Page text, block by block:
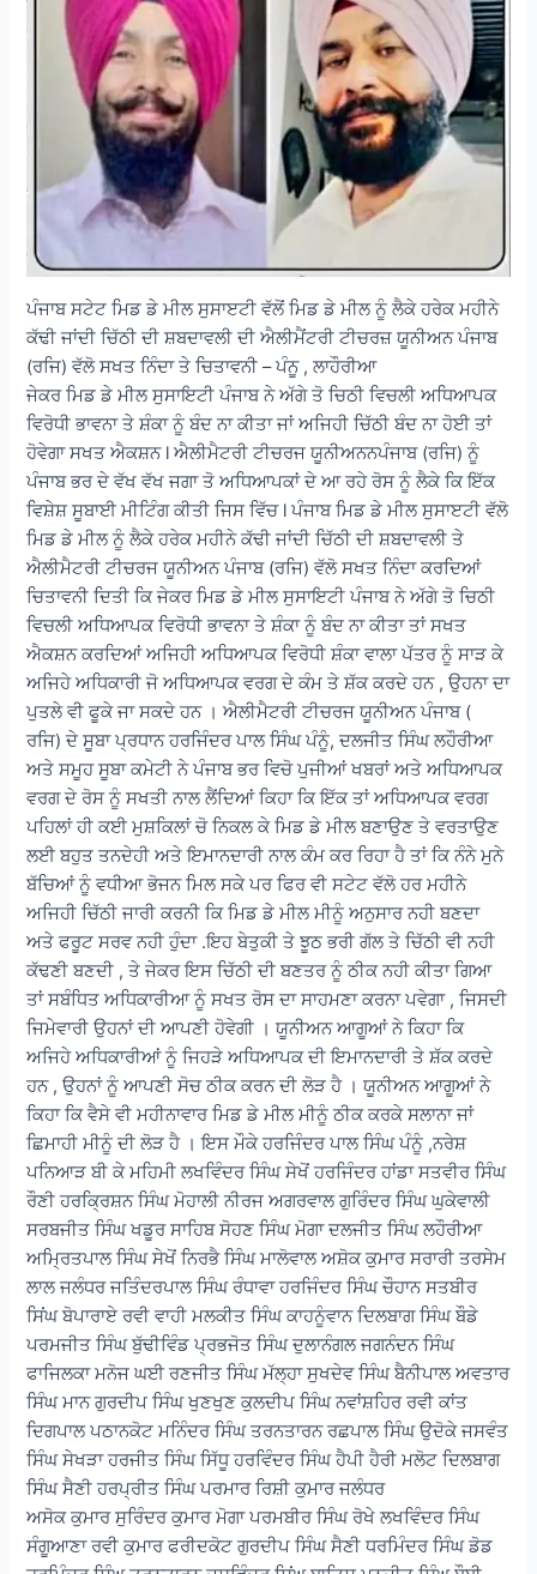
ਪੰਜਾਬ ਸਟੇਟ ਮਿਡ ਡੇ ਮੀਲ ਸੁਸਾੲਟੀ ਵੱਲੋਂ ਮਿਡ ਡੇ ਮੀਲ ਨੂੰ ਲੈਕੇ ਹਰੇਕ ਮਹੀਨੇ
ਕੱਢੀ ਜਾਂਦੀ ਚਿੱਠੀ ਦੀ ਸ਼ਬਦਾਵਲੀ ਦੀ ਐਲੀਮੈਂਟਰੀ ਟੀਚਰਜ਼ ਯੂਨੀਅਨ ਪੰਜਾਬ
(ਰਜਿ) ਵੱਲੋ ਸਖਤ ਨਿੰਦਾ ਤੇ ਚਿਤਾਵਨੀ – ਪੰਨੂ , ਲਾਹੌਰੀਆ
ਜੇਕਰ ਮਿਡ ਡੇ ਮੀਲ ਸੁਸਾਇਟੀ ਪੰਜਾਬ ਨੇ ਅੱਗੇ ਤੋ ਚਿਠੀ ਵਿਚਲੀ ਅਧਿਆਪਕ
ਵਿਰੋਧੀ ਭਾਵਨਾ ਤੇ ਸ਼ੰਕਾ ਨੂੰ ਬੰਦ ਨਾ ਕੀਤਾ ਜਾਂ ਅਜਿਹੀ ਚਿੱਠੀ ਬੰਦ ਨਾ ਹੋਈ ਤਾਂ
ਹੋਵੇਗਾ ਸਖਤ ਐਕਸ਼ਨ l ਐਲੀਮੈਟਰੀ ਟੀਚਰਜ ਯੂਨੀਅਨਨਪੰਜਾਬ (ਰਜਿ) ਨੂੰ
ਪੰਜਾਬ ਭਰ ਦੇ ਵੱਖ ਵੱਖ ਜਗਾ ਤੋ ਅਧਿਆਪਕਾਂ ਦੇ ਆ ਰਹੇ ਰੋਸ ਨੂੰ ਲੈਕੇ ਕਿ ਇੱਕ
ਵਿਸ਼ੇਸ਼ ਸੂਬਾਈ ਮੀਟਿੰਗ ਕੀਤੀ ਜਿਸ ਵਿੱਚ l ਪੰਜਾਬ ਮਿਡ ਡੇ ਮੀਲ ਸੁਸਾੲਟੀ ਵੱਲੋ
ਮਿਡ ਡੇ ਮੀਲ ਨੂੰ ਲੈਕੇ ਹਰੇਕ ਮਹੀਨੇ ਕੱਢੀ ਜਾਂਦੀ ਚਿੱਠੀ ਦੀ ਸ਼ਬਦਾਵਲੀ ਤੇ
ਐਲੀਮੈਟਰੀ ਟੀਚਰਜ ਯੂਨੀਅਨ ਪੰਜਾਬ (ਰਜਿ) ਵੱਲੋ ਸਖਤ ਨਿੰਦਾ ਕਰਦਿਆਂ
ਚਿਤਾਵਨੀ ਦਿਤੀ ਕਿ ਜੇਕਰ ਮਿਡ ਡੇ ਮੀਲ ਸੁਸਾਇਟੀ ਪੰਜਾਬ ਨੇ ਅੱਗੇ ਤੋ ਚਿਠੀ
ਵਿਚਲੀ ਅਧਿਆਪਕ ਵਿਰੋਧੀ ਭਾਵਨਾ ਤੇ ਸ਼ੰਕਾ ਨੂੰ ਬੰਦ ਨਾ ਕੀਤਾ ਤਾਂ ਸਖਤ
ਐਕਸ਼ਨ ਕਰਦਿਆਂ ਅਜਿਹੀ ਅਧਿਆਪਕ ਵਿਰੋਧੀ ਸ਼ੰਕਾ ਵਾਲਾ ਪੱਤਰ ਨੂੰ ਸਾੜ ਕੇ
ਅਜਿਹੇ ਅਧਿਕਾਰੀ ਜੋ ਅਧਿਆਪਕ ਵਰਗ ਦੇ ਕੰਮ ਤੇ ਸ਼ੱਕ ਕਰਦੇ ਹਨ , ਉਹਨਾ ਦਾ
ਪੁਤਲੇ ਵੀ ਫੂਕੇ ਜਾ ਸਕਦੇ ਹਨ । ਐਲੀਮੈਟਰੀ ਟੀਚਰਜ ਯੂਨੀਅਨ ਪੰਜਾਬ (
ਰਜਿ) ਦੇ ਸੂਬਾ ਪ੍ਰਧਾਨ ਹਰਜਿੰਦਰ ਪਾਲ ਸਿੰਘ ਪੰਨੂੰ, ਦਲਜੀਤ ਸਿੰਘ ਲਹੌਰੀਆ
ਅਤੇ ਸਮੂਹ ਸੂਬਾ ਕਮੇਟੀ ਨੇ ਪੰਜਾਬ ਭਰ ਵਿਚੋ ਪੁਜੀਆਂ ਖਬਰਾਂ ਅਤੇ ਅਧਿਆਪਕ
ਵਰਗ ਦੇ ਰੋਸ ਨੂੰ ਸਖਤੀ ਨਾਲ ਲੈਂਦਿਆਂ ਕਿਹਾ ਕਿ ਇੱਕ ਤਾਂ ਅਧਿਆਪਕ ਵਰਗ
ਪਹਿਲਾਂ ਹੀ ਕਈ ਮੁਸ਼ਕਿਲਾਂ ਚੋ ਨਿਕਲ ਕੇ ਮਿਡ ਡੇ ਮੀਲ ਬਣਾਉਣ ਤੇ ਵਰਤਾਉਣ
ਲਈ ਬਹੁਤ ਤਨਦੇਹੀ ਅਤੇ ਇਮਾਨਦਾਰੀ ਨਾਲ ਕੰਮ ਕਰ ਰਿਹਾ ਹੈ ਤਾਂ ਕਿ ਨੰਨੇ ਮੁਨੇ
ਬੱਚਿਆਂ ਨੂੰ ਵਧੀਆ ਭੋਜਨ ਮਿਲ ਸਕੇ ਪਰ ਫਿਰ ਵੀ ਸਟੇਟ ਵੱਲੋ ਹਰ ਮਹੀਨੇ
ਅਜਿਹੀ ਚਿੱਠੀ ਜਾਰੀ ਕਰਨੀ ਕਿ ਮਿਡ ਡੇ ਮੀਲ ਮੀਨੂੰ ਅਨੁਸਾਰ ਨਹੀ ਬਣਦਾ
ਅਤੇ ਫਰੂਟ ਸਰਵ ਨਹੀ ਹੁੰਦਾ .ਇਹ ਬੇਤੁਕੀ ਤੇ ਝੂਠ ਭਰੀ ਗੱਲ ਤੇ ਚਿੱਠੀ ਵੀ ਨਹੀ
ਕੱਢਣੀ ਬਣਦੀ , ਤੇ ਜੇਕਰ ਇਸ ਚਿੱਠੀ ਦੀ ਬਣਤਰ ਨੂੰ ਠੀਕ ਨਹੀ ਕੀਤਾ ਗਿਆ
ਤਾਂ ਸਬੰਧਿਤ ਅਧਿਕਾਰੀਆ ਨੂੰ ਸਖਤ ਰੋਸ ਦਾ ਸਾਹਮਣਾ ਕਰਨਾ ਪਵੇਗਾ , ਜਿਸਦੀ
ਜਿਮੇਵਾਰੀ ਉਹਨਾਂ ਦੀ ਆਪਣੀ ਹੋਵੇਗੀ । ਯੂਨੀਅਨ ਆਗੂਆਂ ਨੇ ਕਿਹਾ ਕਿ
ਅਜਿਹੇ ਅਧਿਕਾਰੀਆਂ ਨੂੰ ਜਿਹੜੇ ਅਧਿਆਪਕ ਦੀ ਇਮਾਨਦਾਰੀ ਤੇ ਸ਼ੱਕ ਕਰਦੇ
ਹਨ , ਉਹਨਾਂ ਨੂੰ ਆਪਣੀ ਸੋਚ ਠੀਕ ਕਰਨ ਦੀ ਲੋੜ ਹੈ । ਯੂਨੀਅਨ ਆਗੂਆਂ ਨੇ
ਕਿਹਾ ਕਿ ਵੈਸੇ ਵੀ ਮਹੀਨਾਵਾਰ ਮਿਡ ਡੇ ਮੀਲ ਮੀਨੂੰ ਠੀਕ ਕਰਕੇ ਸਲਾਨਾ ਜਾਂ
ਛਿਮਾਹੀ ਮੀਨੂੰ ਦੀ ਲੋੜ ਹੈ । ਇਸ ਮੌਕੇ ਹਰਜਿੰਦਰ ਪਾਲ ਸਿੰਘ ਪੰਨੂੰ ,ਨਰੇਸ਼
ਪਨਿਆੜ ਬੀ ਕੇ ਮਹਿਮੀ ਲਖਵਿੰਦਰ ਸਿੰਘ ਸੇਖੋਂ ਹਰਜਿੰਦਰ ਹਾਂਡਾ ਸਤਵੀਰ ਸਿੰਘ
ਰੌਣੀ ਹਰਕ੍ਰਿਸ਼ਨ ਸਿੰਘ ਮੋਹਾਲੀ ਨੀਰਜ ਅਗਰਵਾਲ ਗੁਰਿੰਦਰ ਸਿੰਘ ਘੁਕੇਵਾਲੀ
ਸਰਬਜੀਤ ਸਿੰਘ ਖਡੂਰ ਸਾਹਿਬ ਸੋਹਣ ਸਿੰਘ ਮੋਗਾ ਦਲਜੀਤ ਸਿੰਘ ਲਹੌਰੀਆ
ਅਮ੍ਰਿਤਪਾਲ ਸਿੰਘ ਸੇਖੋਂ ਨਿਰਭੈ ਸਿੰਘ ਮਾਲੋਵਾਲ ਅਸ਼ੋਕ ਕੁਮਾਰ ਸਰਾਰੀ ਤਰਸੇਮ
ਲਾਲ ਜਲੰਧਰ ਜਤਿੰਦਰਪਾਲ ਸਿੰਘ ਰੰਧਾਵਾ ਹਰਜਿੰਦਰ ਸਿੰਘ ਚੌਹਾਨ ਸਤਬੀਰ
ਸਿਂਘ ਬੋਪਾਰਾਏ ਰਵੀ ਵਾਹੀ ਮਲਕੀਤ ਸਿੰਘ ਕਾਹਨੂੰਵਾਨ ਦਿਲਬਾਗ ਸਿੰਘ ਬੌਡੇ
ਪਰਮਜੀਤ ਸਿੰਘ ਬੁੱਢੀਵਿੰਡ ਪ੍ਰਭਜੋਤ ਸਿੰਘ ਦੁਲਾਨੰਗਲ ਜਗਨੰਦਨ ਸਿੰਘ
ਫਾਜਿਲਕਾ ਮਨੋਜ ਘਈ ਰਣਜੀਤ ਸਿੰਘ ਮੱਲ੍ਹਾ ਸੁਖਦੇਵ ਸਿੰਘ ਬੈਨੀਪਾਲ ਅਵਤਾਰ
ਸਿੰਘ ਮਾਨ ਗੁਰਦੀਪ ਸਿੰਘ ਖੁਣਖੁਣ ਕੁਲਦੀਪ ਸਿੰਘ ਨਵਾਂਸ਼ਹਿਰ ਰਵੀ ਕਾਂਤ
ਦਿਗਪਾਲ ਪਠਾਨਕੋਟ ਮਨਿੰਦਰ ਸਿੰਘ ਤਰਨਤਾਰਨ ਰਛਪਾਲ ਸਿੰਘ ਉਦੋਕੇ ਜਸਵੰਤ
ਸਿੰਘ ਸੇਖੜਾ ਹਰਜੀਤ ਸਿੰਘ ਸਿੱਧੂ ਹਰਵਿੰਦਰ ਸਿੰਘ ਹੈਪੀ ਹੈਰੀ ਮਲੋਟ ਦਿਲਬਾਗ
ਸਿੰਘ ਸੈਣੀ ਹਰਪ੍ਰੀਤ ਸਿੰਘ ਪਰਮਾਰ ਰਿਸ਼ੀ ਕੁਮਾਰ ਜਲੰਧਰ
ਅਸੋਕ ਕੁਮਾਰ ਸੁਰਿੰਦਰ ਕੁਮਾਰ ਮੋਗਾ ਪਰਮਬੀਰ ਸਿੰਘ ਰੋਖੇ ਲਖਵਿੰਦਰ ਸਿੰਘ
ਸੰਗੂਆਣਾ ਰਵੀ ਕੁਮਾਰ ਫਰੀਦਕੋਟ ਗੁਰਦੀਪ ਸਿੰਘ ਸੈਣੀ ਧਰਮਿੰਦਰ ਸਿੰਘ ਡੋਡ